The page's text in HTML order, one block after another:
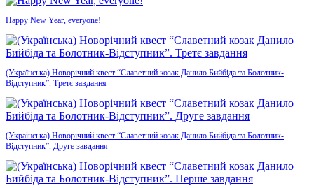
Happy New Year, everyone!
(Українська) Новорічний квест “Славетний козак Данило Бийбіда та Болотник-
Відступник”. Третє завдання
(Українська) Новорічний квест “Славетний козак Данило Бийбіда та Болотник-
Відступник”. Друге завдання